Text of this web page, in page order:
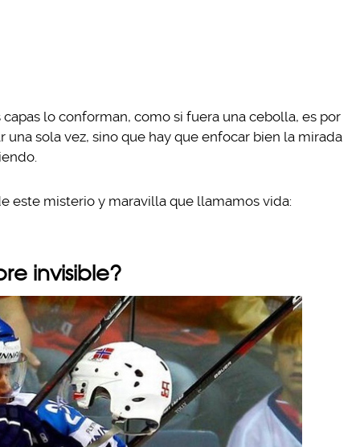
lo conforman, como si fuera una cebolla, es por
sola vez, sino que hay que enfocar bien la mirada
este misterio y maravilla que llamamos vida:
invisible?